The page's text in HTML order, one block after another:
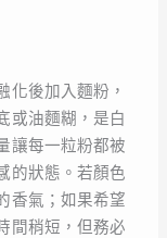
化後加入麵粉，
或油麵糊，是白
讓每一粒粉都被
的狀態。若顏色
香氣；如果希望
間稍短，但務必